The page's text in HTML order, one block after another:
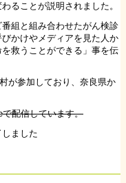
ることが説明されました。
組と組み合わせたがん検診
かけやメディアを見た人か
救うことができる」事を伝
が参加しており、奈良県か
配信しています。
ました